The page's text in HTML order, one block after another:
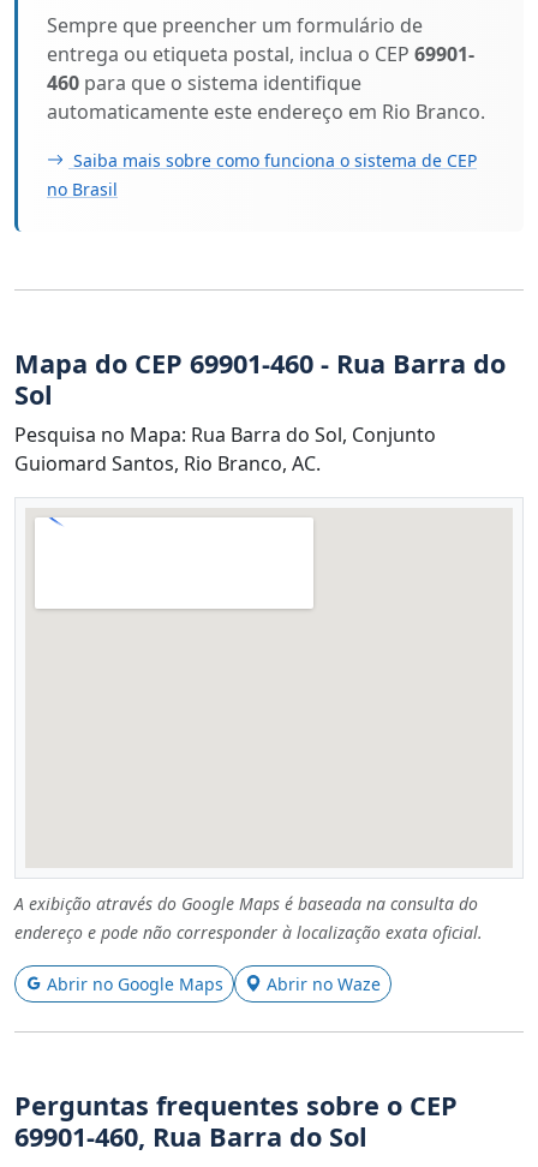
Sempre que preencher um formulário de
entrega ou etiqueta postal, inclua o CEP 69901-
460 para que o sistema identifique
automaticamente este endereço em Rio Branco.
Saiba mais sobre como funciona o sistema de CEP
no Brasil
Mapa do CEP 69901-460 - Rua Barra do
Sol
Pesquisa no Mapa: Rua Barra do Sol, Conjunto
Guiomard Santos, Rio Branco, AC.
A exibição através do Google Maps é baseada na consulta do
endereço e pode não corresponder à localização exata oficial.
Abrir no Google Maps Abrir no Waze
Perguntas frequentes sobre o CEP
69901-460, Rua Barra do Sol